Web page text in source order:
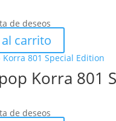
de deseos
carrito
Korra 801
de deseos